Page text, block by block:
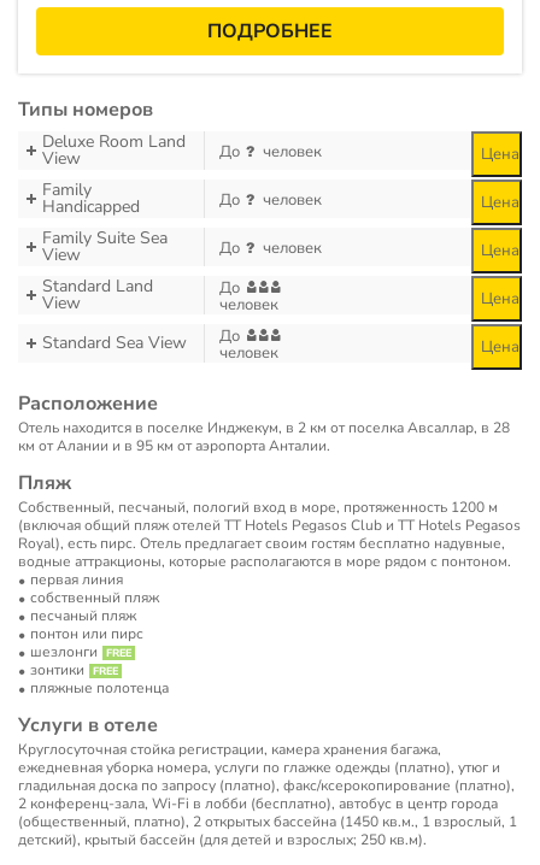
ПОДРОБНЕЕ
Типы номеров
Deluxe Room Land
View До человек Цена
Family
Handicapped До человек Цена
Family Suite Sea
View До человек Цена
Standard Land
View
До
человек Цена
Standard Sea View До
человек Цена
Расположение
Отель находится в поселке Инджекум, в 2 км от поселка Авсаллар, в 28
км от Алании и в 95 км от аэропорта Анталии.
Пляж
Собственный, песчаный, пологий вход в море, протяженность 1200 м
(включая общий пляж отелей TT Hotels Pegasos Club и TT Hotels Pegasos
Royal), есть пирс. Отель предлагает своим гостям бесплатно надувные,
водные аттракционы, которые располагаются в море рядом с понтоном.
первая линия
собственный пляж
песчаный пляж
понтон или пирс
шезлонги
зонтики
пляжные полотенца
Услуги в отеле
Круглосуточная стойка регистрации, камера хранения багажа,
ежедневная уборка номера, услуги по глажке одежды (платно), утюг и
гладильная доска по запросу (платно), факс/ксерокопирование (платно),
2 конференц-зала, Wi-Fi в лобби (бесплатно), автобус в центр города
(общественный, платно), 2 открытых бассейна (1450 кв.м., 1 взрослый, 1
детский), крытый бассейн (для детей и взрослых; 250 кв.м).